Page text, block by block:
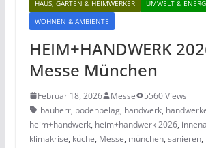
HAUS, GARTEN & HEIMWERKER
UMWELT &
WOHNEN & AMBIENTE
HEIM+HANDWERK
Messe München
Februar 18, 2026 Messe
5560 Views
bauherr, bodenbelag, handwerk,
heim+handwerk, heim+handwerk 2026,
klimakrise, küche, Messe, münchen, sanieren,